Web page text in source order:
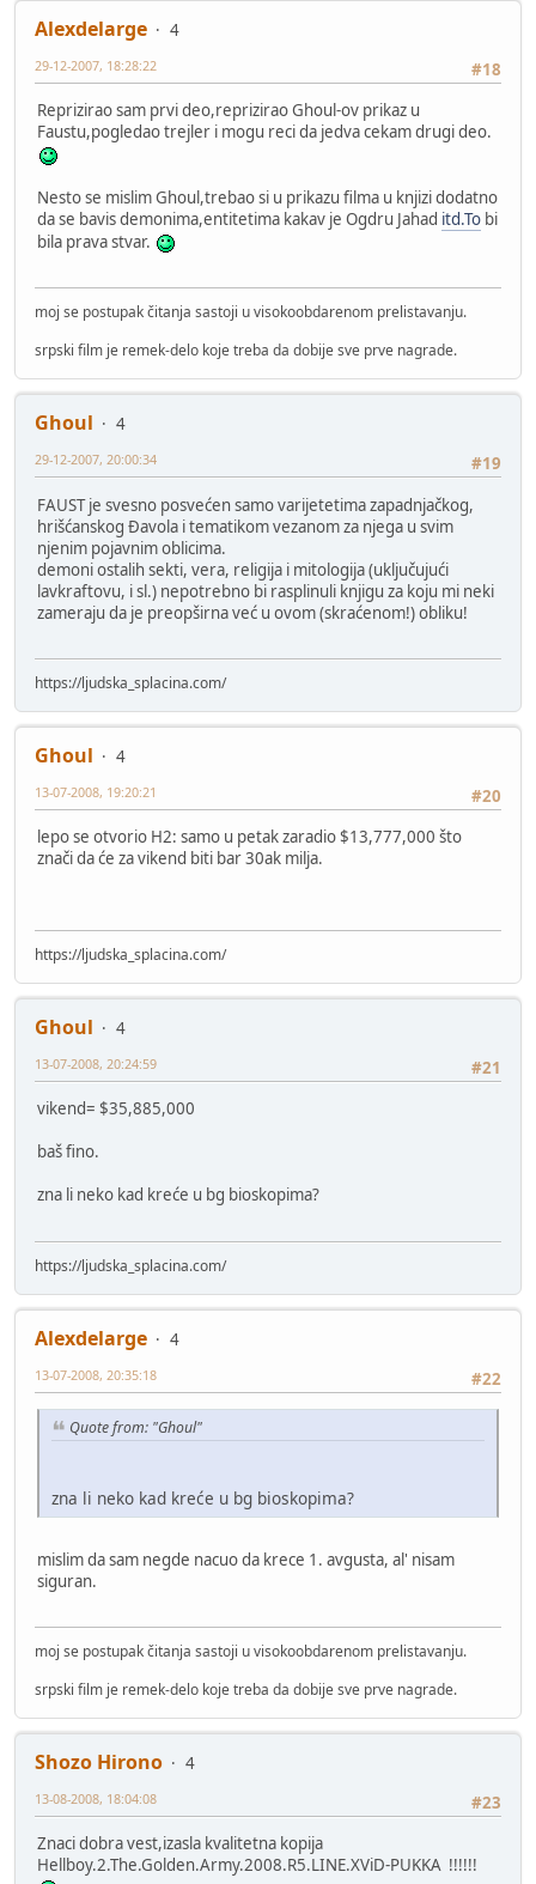
Alexdelarge
4
#18
29-12-2007, 18:28:22
Reprizirao sam prvi deo,reprizirao Ghoul-ov prikaz u
Faustu,pogledao trejler i mogu reci da jedva cekam drugi deo.
Nesto se mislim Ghoul,trebao si u prikazu filma u knjizi dodatno
da se bavis demonima,entitetima kakav je Ogdru Jahad itd.To bi
bila prava stvar.
moj se postupak čitanja sastoji u visokoobdarenom prelistavanju.
srpski film je remek-delo koje treba da dobije sve prve nagrade.
Ghoul
4
#19
29-12-2007, 20:00:34
FAUST je svesno posvećen samo varijetetima zapadnjačkog,
hrišćanskog Đavola i tematikom vezanom za njega u svim
njenim pojavnim oblicima.
demoni ostalih sekti, vera, religija i mitologija (uključujući
lavkraftovu, i sl.) nepotrebno bi rasplinuli knjigu za koju mi neki
zameraju da je preopširna već u ovom (skraćenom!) obliku!
https://ljudska_splacina.com/
Ghoul
4
#20
13-07-2008, 19:20:21
lepo se otvorio H2: samo u petak zaradio $13,777,000 što
znači da će za vikend biti bar 30ak milja.
https://ljudska_splacina.com/
Ghoul
4
#21
13-07-2008, 20:24:59
vikend= $35,885,000
baš fino.
zna li neko kad kreće u bg bioskopima?
https://ljudska_splacina.com/
Alexdelarge
4
#22
13-07-2008, 20:35:18
Quote from: "Ghoul"
zna li neko kad kreće u bg bioskopima?
mislim da sam negde nacuo da krece 1. avgusta, al' nisam
siguran.
moj se postupak čitanja sastoji u visokoobdarenom prelistavanju.
srpski film je remek-delo koje treba da dobije sve prve nagrade.
Shozo Hirono
4
#23
13-08-2008, 18:04:08
Znaci dobra vest,izasla kvalitetna kopija
Hellboy.2.The.Golden.Army.2008.R5.LINE.XViD-PUKKA !!!!!!